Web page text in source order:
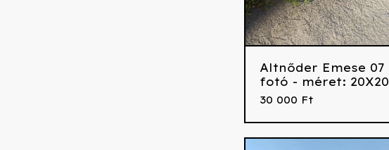
Altnőder Emese 07
fotó - méret: 20X20
30 000 Ft